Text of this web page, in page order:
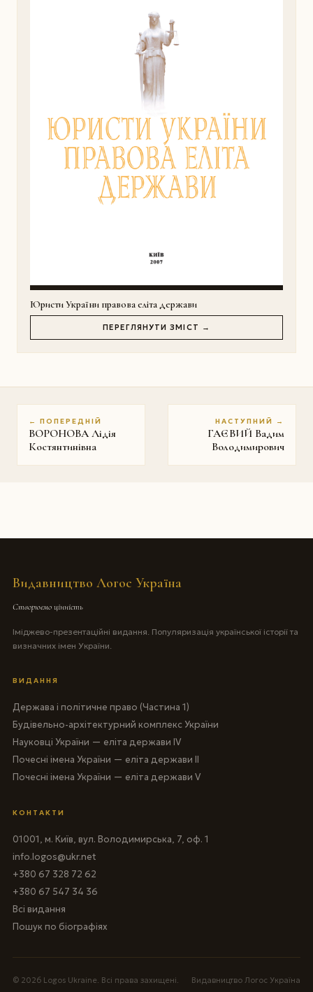
Юристи України правова еліта держави
ПЕРЕГЛЯНУТИ ЗМІСТ →
← ПОПЕРЕДНІЙ
ВОРОНОВА Лідія
Костянтинівна
НАСТУПНИЙ →
ГАЄВИЙ Вадим
Володимирович
Видавництво Логос Україна
Створюємо цінність
Іміджево-презентаційні видання. Популяризація української історії та
визначних імен України.
ВИДАННЯ
Держава і політичне право (Частина 1)
Будівельно-архітектурний комплекс України
Науковці України — еліта держави IV
Почесні імена України — еліта держави II
Почесні імена України — еліта держави V
КОНТАКТИ
01001, м. Київ, вул. Володимирська, 7, оф. 1
info.logos@ukr.net
+380 67 328 72 62
+380 67 547 34 36
Всі видання
Пошук по біографіях
© 2026 Logos Ukraine. Всі права захищені. Видавництво Логос Україна